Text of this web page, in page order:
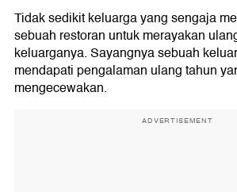
Tidak sedikit keluarga yang sengaja
sebuah restoran untuk merayakan
keluarganya. Sayangnya sebuah
mendapati pengalaman ulang tahun
mengecewakan.
ADVERTISEMENT